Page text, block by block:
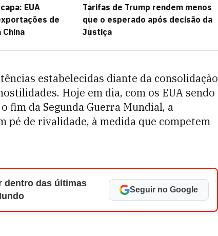
EUA
de
China
Tarifas de Trump rendem menos
que o esperado após decisão da
Justiça
estabelecidas diante da consolidação
Hoje em dia, com os EUA sendo
fim da Segunda Guerra Mundial, a
pé de rivalidade, à medida que competem
dentro das últimas
Seguir no Google